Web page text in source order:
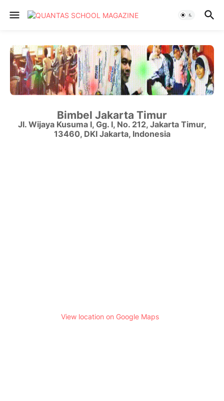
Bimbel Jakarta Timur
Jl. Wijaya Kusuma I, Gg. I, No. 212, Jakarta Timur,
13460, DKI Jakarta, Indonesia
View location on Google Maps